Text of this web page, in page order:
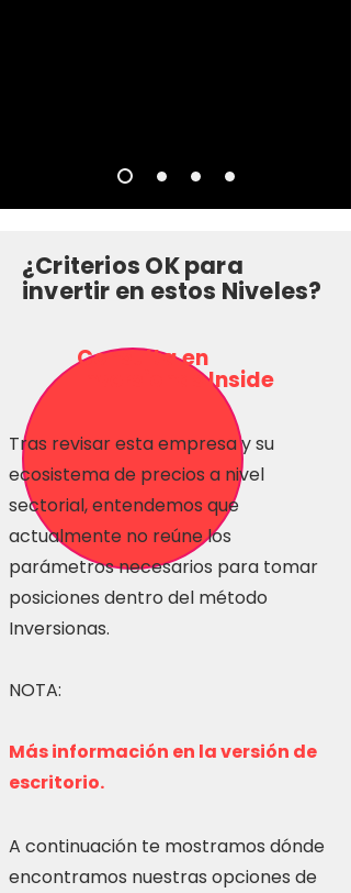
¿Criterios OK para
invertir en estos Niveles?
Consulta en
Inversionas Inside
Tras revisar esta empresa y su
ecosistema de precios a nivel
sectorial, entendemos que
actualmente no reúne los
parámetros necesarios para tomar
posiciones dentro del método
Inversionas.
NOTA:
Más información en la versión de
escritorio.
A continuación te mostramos dónde
encontramos nuestras opciones de